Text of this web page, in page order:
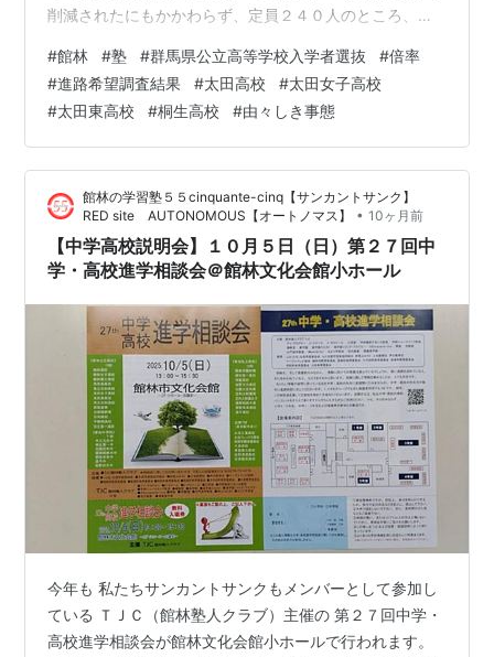
削減されたにもかかわらず、定員２４０人のところ、希
０人のところ、希望者２１８人の倍率０.９１。 一方 西
邑楽高校普通科は 定員１２０人のところ、希望者１８８
人の倍率１.５７。 大泉高校普通科は 定員４０人のとこ
ろ、希望者７０人の倍率１.７５倍。 同じ普通科で比較す
ると 対称的な偏差値帯に属する高校の倍率が対称的…
#館林 #塾 #群馬県公立高等学校入学者選抜 #倍率
#進路希望調査結果 #太田高校 #太田女子高校
#太田東高校 #桐生高校 #由々しき事態
館林の学習塾５５cinquante-cinq【サンカントサンク】
RED site AUTONOMOUS【オートノマス】
• 10ヶ月前
【中学高校説明会】１０月５日（日）第２７回中
学・高校進学相談会＠館林文化会館小ホール
今年も 私たちサンカントサンクもメンバーとして参加し
ている ＴＪＣ（館林塾人クラブ）主催の 第２７回中学・
高校進学相談会が館林文化会館小ホールで行われます。